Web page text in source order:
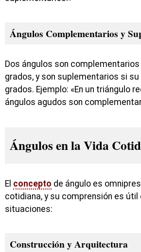
Ángulos Complementarios y
Dos ángulos son
grados, y son suplementarios si
grados. Ejemplo: «En un triángulo
ángulos agudos son
Ángulos en la Vida
El concepto de ángulo es
cotidiana, y su comprensión es útil
situaciones:
Construcción y Arquitectura